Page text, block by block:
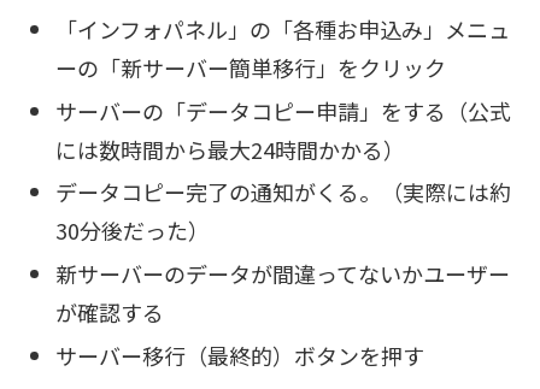
「インフォパネル」の「各種お申込み」メニュ
ーの「新サーバー簡単移行」をクリック
サーバーの「データコピー申請」をする（公式
には数時間から最大24時間かかる）
データコピー完了の通知がくる。（実際には約
30分後だった）
新サーバーのデータが間違ってないかユーザー
が確認する
サーバー移行（最終的）ボタンを押す